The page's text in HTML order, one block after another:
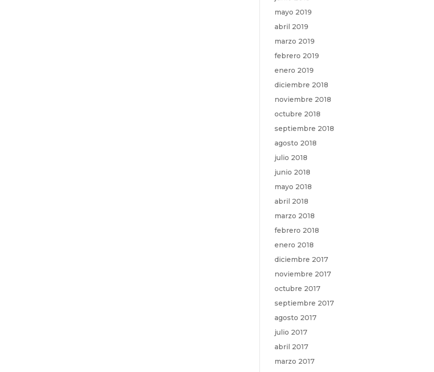
mayo 2019
abril 2019
marzo 2019
febrero 2019
enero 2019
diciembre 2018
noviembre 2018
octubre 2018
septiembre 2018
agosto 2018
julio 2018
junio 2018
mayo 2018
abril 2018
marzo 2018
febrero 2018
enero 2018
diciembre 2017
noviembre 2017
octubre 2017
septiembre 2017
agosto 2017
julio 2017
abril 2017
marzo 2017